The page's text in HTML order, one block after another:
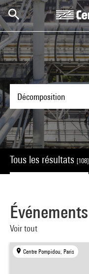
Aller au contenu principal
Centre Pompidou
Tous les résultats [108]
Événements
Voir tout
Centre Pompidou, Paris